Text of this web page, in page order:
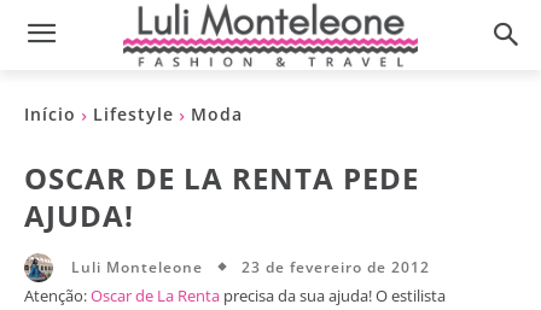
Início Lifestyle Moda
OSCAR DE LA RENTA PEDE
AJUDA!
Luli Monteleone 23 de fevereiro de 2012
Atenção:Oscar de La Renta precisa da sua ajuda! O estilista